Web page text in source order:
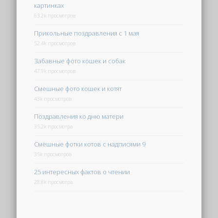
картинках
63.2k просмотров
Прикольные поздравления с 1 мая
52.4k просмотров
Забавные фото кошек и собак
47.9k просмотров
Смешные фото кошек и котят
43k просмотров
Поздравления ко дню матери
35.2k просмотра
Смешные фотки котов с надписями 9
35k просмотров
25 интересных фактов о чтении
28.8k просмотра